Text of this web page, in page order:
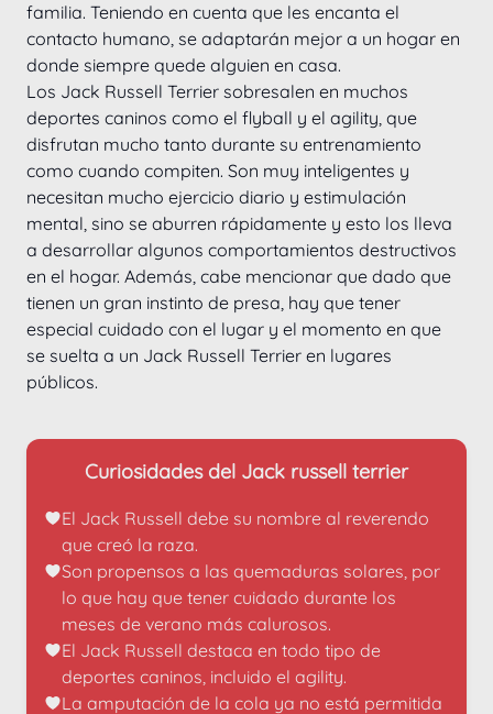
familia. Teniendo en cuenta que les encanta el
contacto humano, se adaptarán mejor a un hogar en
donde siempre quede alguien en casa.
Los Jack Russell Terrier sobresalen en muchos
deportes caninos como el flyball y el agility, que
disfrutan mucho tanto durante su entrenamiento
como cuando compiten. Son muy inteligentes y
necesitan mucho ejercicio diario y estimulación
mental, sino se aburren rápidamente y esto los lleva
a desarrollar algunos comportamientos destructivos
en el hogar. Además, cabe mencionar que dado que
tienen un gran instinto de presa, hay que tener
especial cuidado con el lugar y el momento en que
se suelta a un Jack Russell Terrier en lugares
públicos.
Curiosidades del Jack russell terrier
El Jack Russell debe su nombre al reverendo
que creó la raza.
Son propensos a las quemaduras solares, por
lo que hay que tener cuidado durante los
meses de verano más calurosos.
El Jack Russell destaca en todo tipo de
deportes caninos, incluido el agility.
La amputación de la cola ya no está permitida